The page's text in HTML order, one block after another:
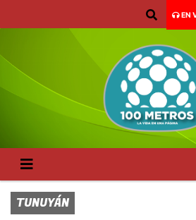
EN
TUNUYÁN